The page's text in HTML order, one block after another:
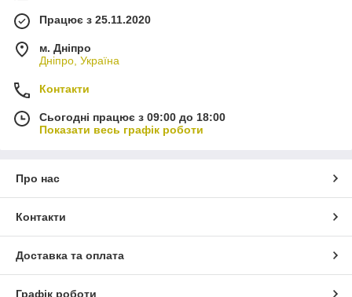
Працює з 25.11.2020
м. Дніпро
Дніпро, Україна
Контакти
Сьогодні працює з 09:00 до 18:00
Показати весь графік роботи
Про нас
Контакти
Доставка та оплата
Графік роботи